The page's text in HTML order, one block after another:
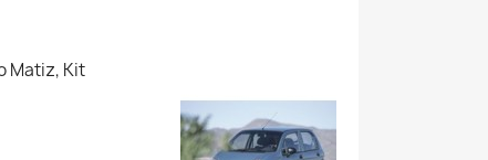
Matiz, Kit